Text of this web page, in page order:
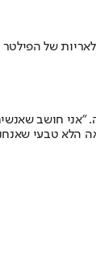
של
חושב
הלא טבעי